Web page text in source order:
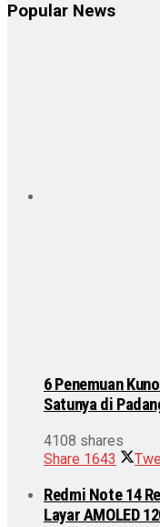
Popular News
6 Penemuan
Satunya di
4108 shares
Share 1643
Redmi Note 14
Layar AMOLED